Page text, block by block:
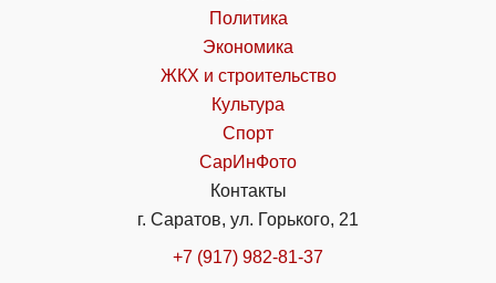
Политика
Экономика
ЖКХ и строительство
Культура
Спорт
СарИнФото
Контакты
г. Саратов, ул. Горького, 21
+7 (917) 982-81-37